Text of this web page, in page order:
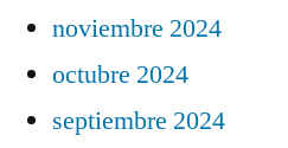
noviembre 2024
octubre 2024
septiembre 2024